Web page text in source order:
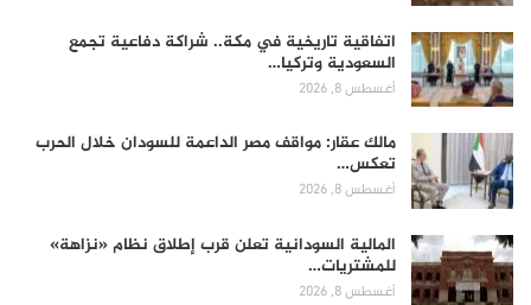
اتفاقية تاريخية في مكة.. شراكة دفاعية تجمع
السعودية وتركيا…
أغسطس 8, 2026
مالك عقار: مواقف مصر الداعمة للسودان خلال الحرب
تعكس…
أغسطس 8, 2026
المالية السودانية تعلن قرب إطلاق نظام «نزاهة»
للمشتريات…
أغسطس 8, 2026